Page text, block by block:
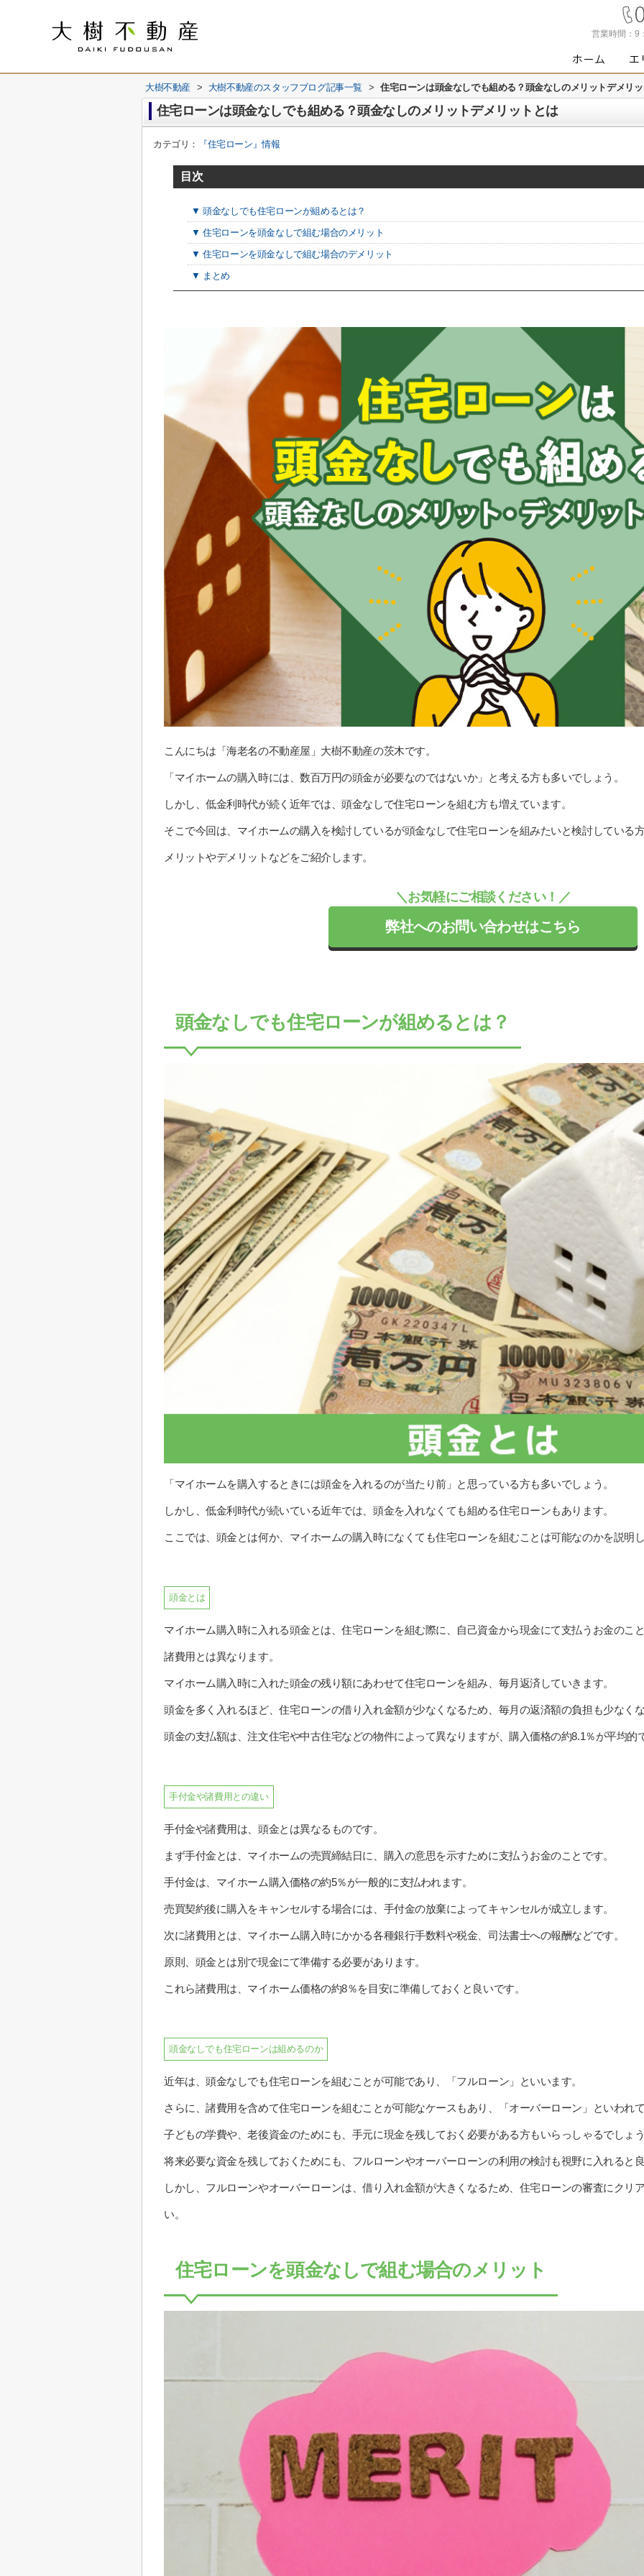
営業時間： 9
大樹不動産 > 大樹不動産のスタッフブログ記事一覧 > 住宅ローンは頭金なしでも組める？頭金なしのメリットデメリ
住宅ローンは頭金なしでも組める？頭金なしのメリットデメリットとは
カテゴリ： 『住宅ローン』情報
目次
▼ 頭金なしでも住宅ローンが組めるとは？
▼ 住宅ローンを頭金なしで組む場合のメリット
▼ 住宅ローンを頭金なしで組む場合のデメリット
▼ まとめ
こんにちは「海老名の不動産屋」大樹不動産の茨木です。
「マイホームの購入時には、数百万円の頭金が必要なのではないか」と考える方も多いでしょう。
しかし、低金利時代が続く近年では、頭金なしで住宅ローンを組む方も増えています。
そこで今回は、マイホームの購入を検討しているが頭金なしで住宅ローンを組みたいと検討している
メリットやデメリットなどをご紹介します。
＼お気軽にご相談ください！／
弊社へのお問い合わせはこちら
頭金なしでも住宅ローンが組めるとは？
「マイホームを購入するときには頭金を入れるのが当たり前」と思っている方も多いでしょう。
しかし、低金利時代が続いている近年では、頭金を入れなくても組める住宅ローンもあります。
ここでは、頭金とは何か、マイホームの購入時になくても住宅ローンを組むことは可能なのかを説明
頭金とは
マイホーム購入時に入れる頭金とは、住宅ローンを組む際に、自己資金から現金にて支払うお金のこ
諸費用とは異なります。
マイホーム購入時に入れた頭金の残り額にあわせて住宅ローンを組み、毎月返済していきます。
頭金を多く入れるほど、住宅ローンの借り入れ金額が少なくなるため、毎月の返済額の負担も少なく
頭金の支払額は、注文住宅や中古住宅などの物件によって異なりますが、購入価格の約8.1％が平均的
手付金や諸費用との違い
手付金や諸費用は、頭金とは異なるものです。
まず手付金とは、マイホームの売買締結日に、購入の意思を示すために支払うお金のことです。
手付金は、マイホーム購入価格の約5％が一般的に支払われます。
売買契約後に購入をキャンセルする場合には、手付金の放棄によってキャンセルが成立します。
次に諸費用とは、マイホーム購入時にかかる各種銀行手数料や税金、司法書士への報酬などです。
原則、頭金とは別で現金にて準備する必要があります。
これら諸費用は、マイホーム価格の約8％を目安に準備しておくと良いです。
頭金なしでも住宅ローンは組めるのか
近年は、頭金なしでも住宅ローンを組むことが可能であり、「フルローン」といいます。
さらに、諸費用を含めて住宅ローンを組むことが可能なケースもあり、「オーバーローン」といわれ
子どもの学費や、老後資金のためにも、手元に現金を残しておく必要がある方もいらっしゃるでしょ
将来必要な資金を残しておくためにも、フルローンやオーバーローンの利用の検討も視野に入れると
しかし、フルローンやオーバーローンは、借り入れ金額が大きくなるため、住宅ローンの審査にクリ
い。
住宅ローンを頭金なしで組む場合のメリット